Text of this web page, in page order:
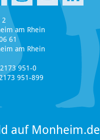
2
am Rhein
61
am Rhein
951-0
951-899
auf Monheim.de